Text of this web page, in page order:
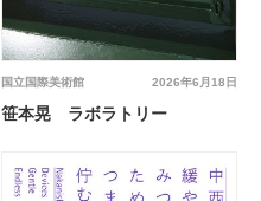
2026年6月18日
国立国際美術館
笹本晃 ラボラトリー